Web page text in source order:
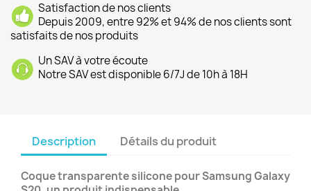
Satisfaction de nos clients
Depuis 2009, entre 92% et 94% de nos clients sont
satisfaits de nos produits
Un SAV à votre écoute
Notre SAV est disponible 6/7J de 10h à 18H
Description Détails du produit
Coque transparente silicone pour Samsung Galaxy